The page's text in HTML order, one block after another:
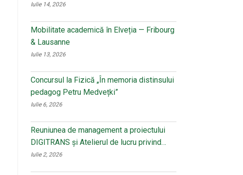
Iulie 14, 2026
Mobilitate academică în Elveția — Fribourg
& Lausanne
Iulie 13, 2026
Concursul la Fizică „În memoria distinsului
pedagog Petru Medvețki”
Iulie 6, 2026
Reuniunea de management a proiectului
DIGITRANS și Atelierul de lucru privind…
Iulie 2, 2026